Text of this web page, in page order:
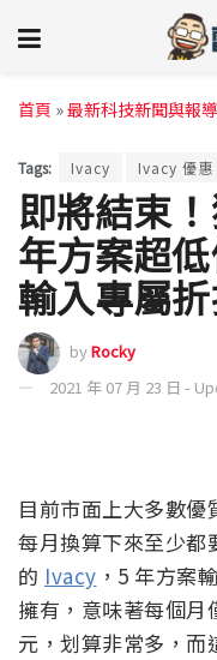
首頁 »最新科技新聞與報導
Tags: Ivacy Ivacy 優惠
即將結束
年方案超
輸入專屬折
byRocky
2021 年 07 月 23 日 -
目前市面上大多數優
每月換算下來至少都
的 Ivacy ，5 年方案
擁有，意味著每個月
元，划算非常多，而